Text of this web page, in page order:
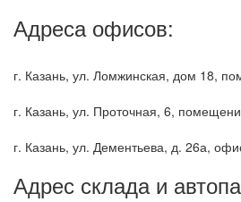
Адреса офисов:
г. Казань, ул. Ломжинская, дом 18,
г. Казань, ул. Проточная, 6,
г. Казань, ул. Дементьева, д. 26а,
Адрес склада и